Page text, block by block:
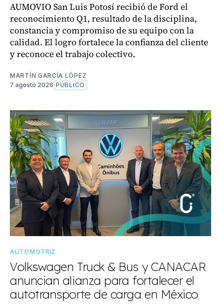
AUMOVIO San Luis Potosí recibió de Ford el
reconocimiento Q1, resultado de la disciplina,
constancia y compromiso de su equipo con la
calidad. El logro fortalece la confianza del cliente
y reconoce el trabajo colectivo.
MARTÍN GARCÍA LÓPEZ
7 agosto 2026 PÚBLICO
AUTOMOTRIZ
Volkswagen Truck & Bus y CANACAR
anuncian alianza para fortalecer el
autotransporte de carga en México